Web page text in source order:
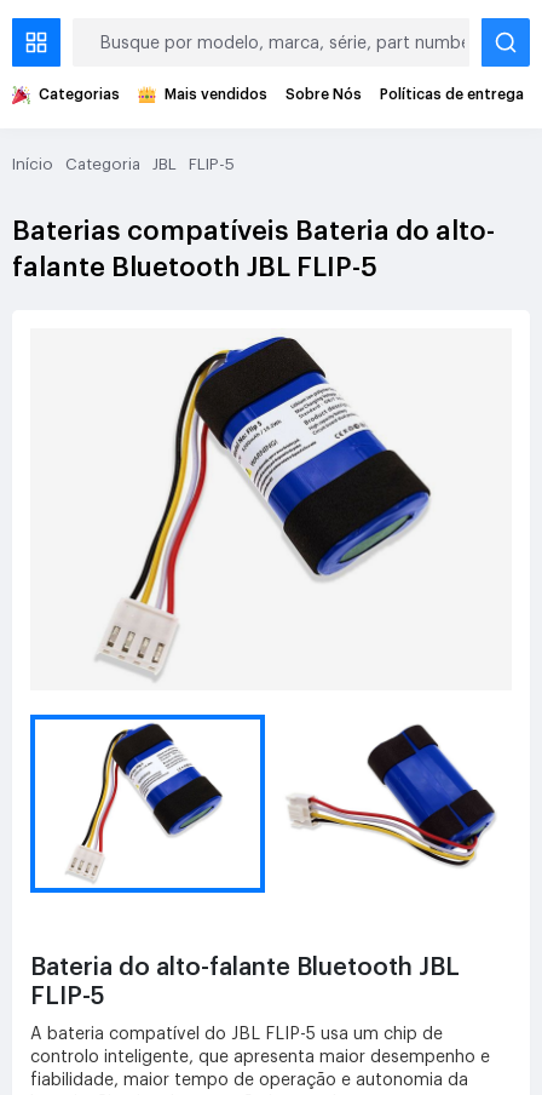
Categorias Mais vendidos Sobre Nós Políticas de entrega
Início Categoria JBL FLIP-5
Baterias compatíveis Bateria do alto-
falante Bluetooth JBL FLIP-5
Bateria do alto-falante Bluetooth JBL
FLIP-5
A bateria compatível do JBL FLIP-5 usa um chip de
controlo inteligente, que apresenta maior desempenho e
fiabilidade, maior tempo de operação e autonomia da